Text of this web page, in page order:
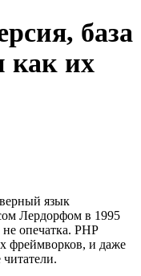
база
как их
язык
Лердорфом в 1995
опечатка. PHP
фреймворков, и даже